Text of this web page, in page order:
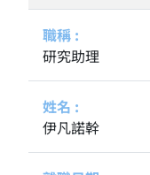
研究助理
伊凡諾幹